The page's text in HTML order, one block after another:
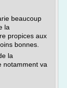
beaucoup
la
propices aux
bonnes.
la
notamment va